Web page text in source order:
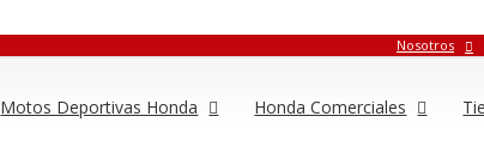
Nosotros
Motos Deportivas Honda Honda Comerciales